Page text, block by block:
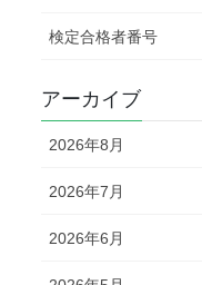
検定合格者番号
アーカイブ
2026年8月
2026年7月
2026年6月